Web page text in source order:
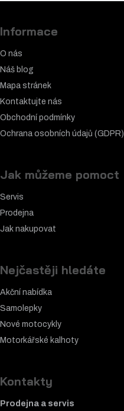
Informace
O nás
Náš blog
Mapa stránek
Kontaktujte nás
Obchodní podmínky
Ochrana osobních údajů (GDPR)
Jak můžeme pomoct
Servis
Prodejna
Jak nakupovat
Nejčastěji hledáte
Akční nabídka
Samolepky
Nové motocykly
Motorkářské kalhoty
Kontakty
Prodejna a servis